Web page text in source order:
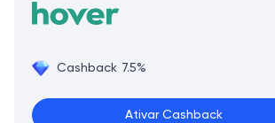
Cashback 7.5%
Ativar Cashback